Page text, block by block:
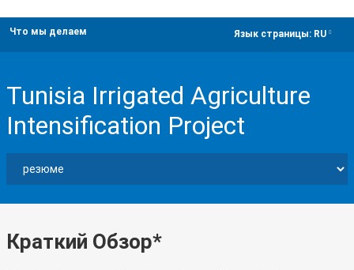
Что мы делаем Язык страницы: RU
Tunisia Irrigated Agriculture
Intensification Project
Краткий Обзор*